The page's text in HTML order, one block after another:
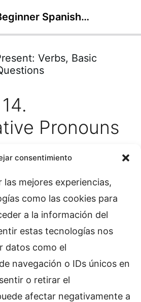
consentimiento
mejores experiencias,
como las cookies para
a la información del
estas tecnologías nos
datos como el
navegación o IDs únicos en
o retirar el
afectar negativamente a
Beginner Spanish Course
Spanish:
Essential Concepts
Verbs, Basic
Tenses and Questions
Presente Simple
the Week
of the Year
Abilities &
Verbs, Basic
Pronouns
course, or sign in if
to access the course
course